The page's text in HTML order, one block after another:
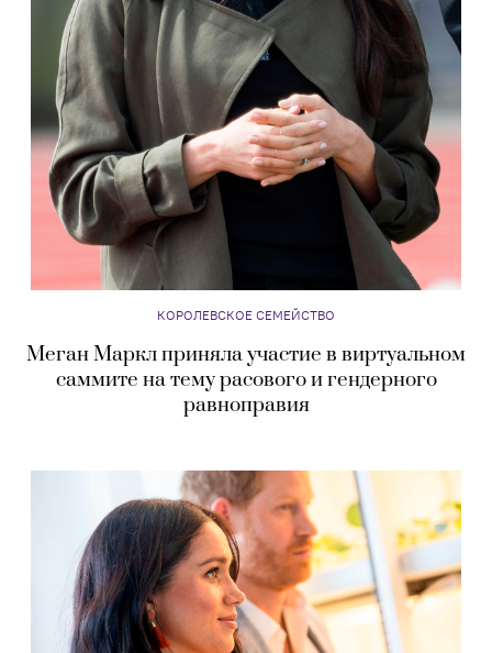
КОРОЛЕВСКОЕ СЕМЕЙСТВО
Меган Маркл приняла участие в виртуальном
саммите на тему расового и гендерного
равноправия